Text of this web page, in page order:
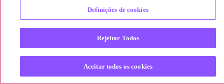
Definições de cookies
Rejeitar Todos
Aceitar todos os cookies